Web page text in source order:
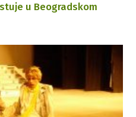
u Beogradskom